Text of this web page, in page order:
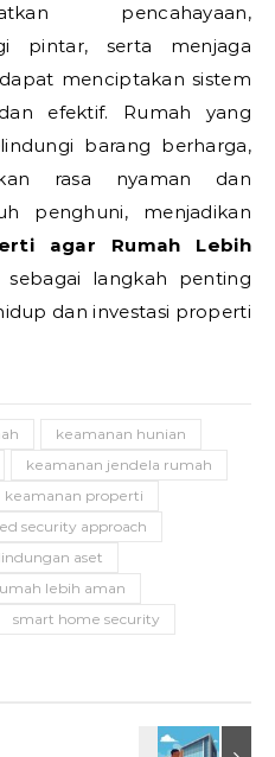
pencahayaan,
pintar, serta menjaga
menciptakan sistem
efektif. Rumah yang
barang berharga,
rasa nyaman dan
penghuni, menjadikan
agar Rumah Lebih
sebagai langkah penting
dan investasi properti
keamanan hunian
keamanan jendela rumah
keamanan properti
security approach
aset
lebih aman
smart home security